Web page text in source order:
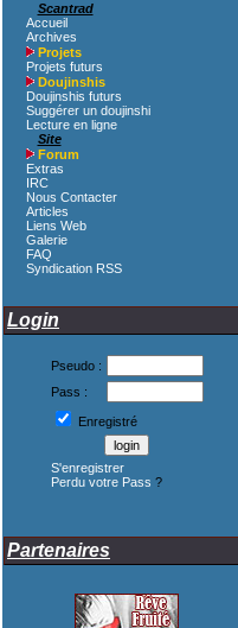
Scantrad
Accueil
Archives
Projets
Projets futurs
Doujinshis
Doujinshis futurs
Suggérer un doujinshi
Lecture en ligne
Site
Forum
Extras
IRC
Nous Contacter
Articles
Liens Web
Galerie
FAQ
Syndication RSS
Login
Pseudo :
Pass :
Enregistré
S'enregistrer
Perdu votre Pass ?
Partenaires